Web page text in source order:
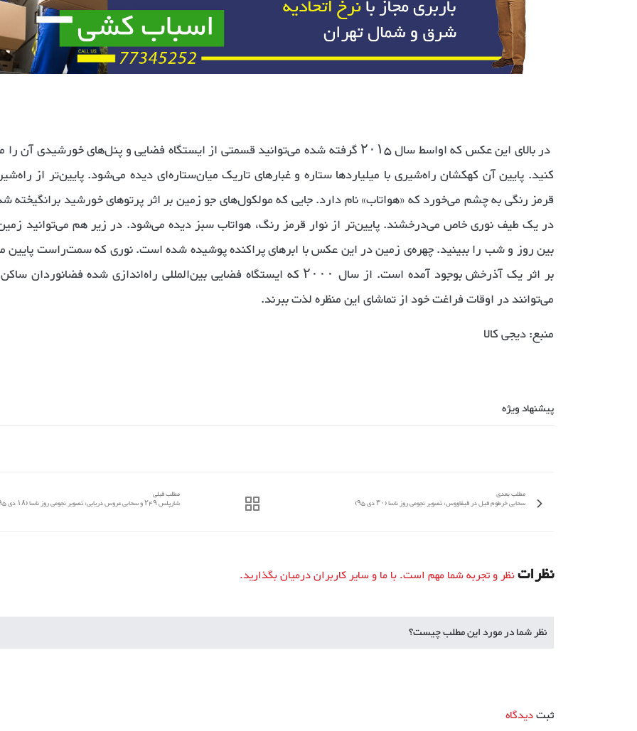
در بالای این عکس که اواسط سال ۲۰۱۵ گرفته شده می‌توانید قسمتی از ایستگاه فضایی و پنل‌های خورشیدی
کنید. پایین آن کهکشان راه‌شیری با میلیاردها ستاره و غبارهای تاریک میان‌ستاره‌ای دیده می‌شود. پایین‌تر از
قرمز رنگی به چشم می‌خورد که «هواتاب» نام دارد. جایی که مولکول‌های جو زمین بر اثر پرتوهای خورشید برانگیخته
در یک طیف نوری خاص می‌درخشند. پایین‌تر از نوار قرمز رنگ، هواتاب سبز دیده می‌شود. در زیر هم می‌توانید
بین روز و شب را ببینید. چهره‌ی زمین در این عکس با ابرهای پراکنده پوشیده شده است. نوری که سمت‌راست پایین
بر اثر یک آذرخش بوجود آمده است. از سال ۲۰۰۰ که ایستگاه فضایی بین‌المللی راه‌اندازی شده
می‌توانند در اوقات فراغت خود از تماشای این منظره لذت ببرند.
منبع: دیجی کالا
پیشنهاد ویژه
مطلب قبلی
شارپلس ۲۴۹ و سحابی عروس دریایی: تصویر نجومی روز ناسا (۱۸ دی ۹۵)
مطلب بعدی
سحابی خرطوم فیل در قیفاووس: تصویر نجومی روز ناسا (۳۰ دی ۹۵)
نظراتنظر و تجربه شما مهم است. با ما و سایر کاربران درمیان بگذارید.
نظر شما در مورد این مطلب چیست؟
ثبتدیدگاه